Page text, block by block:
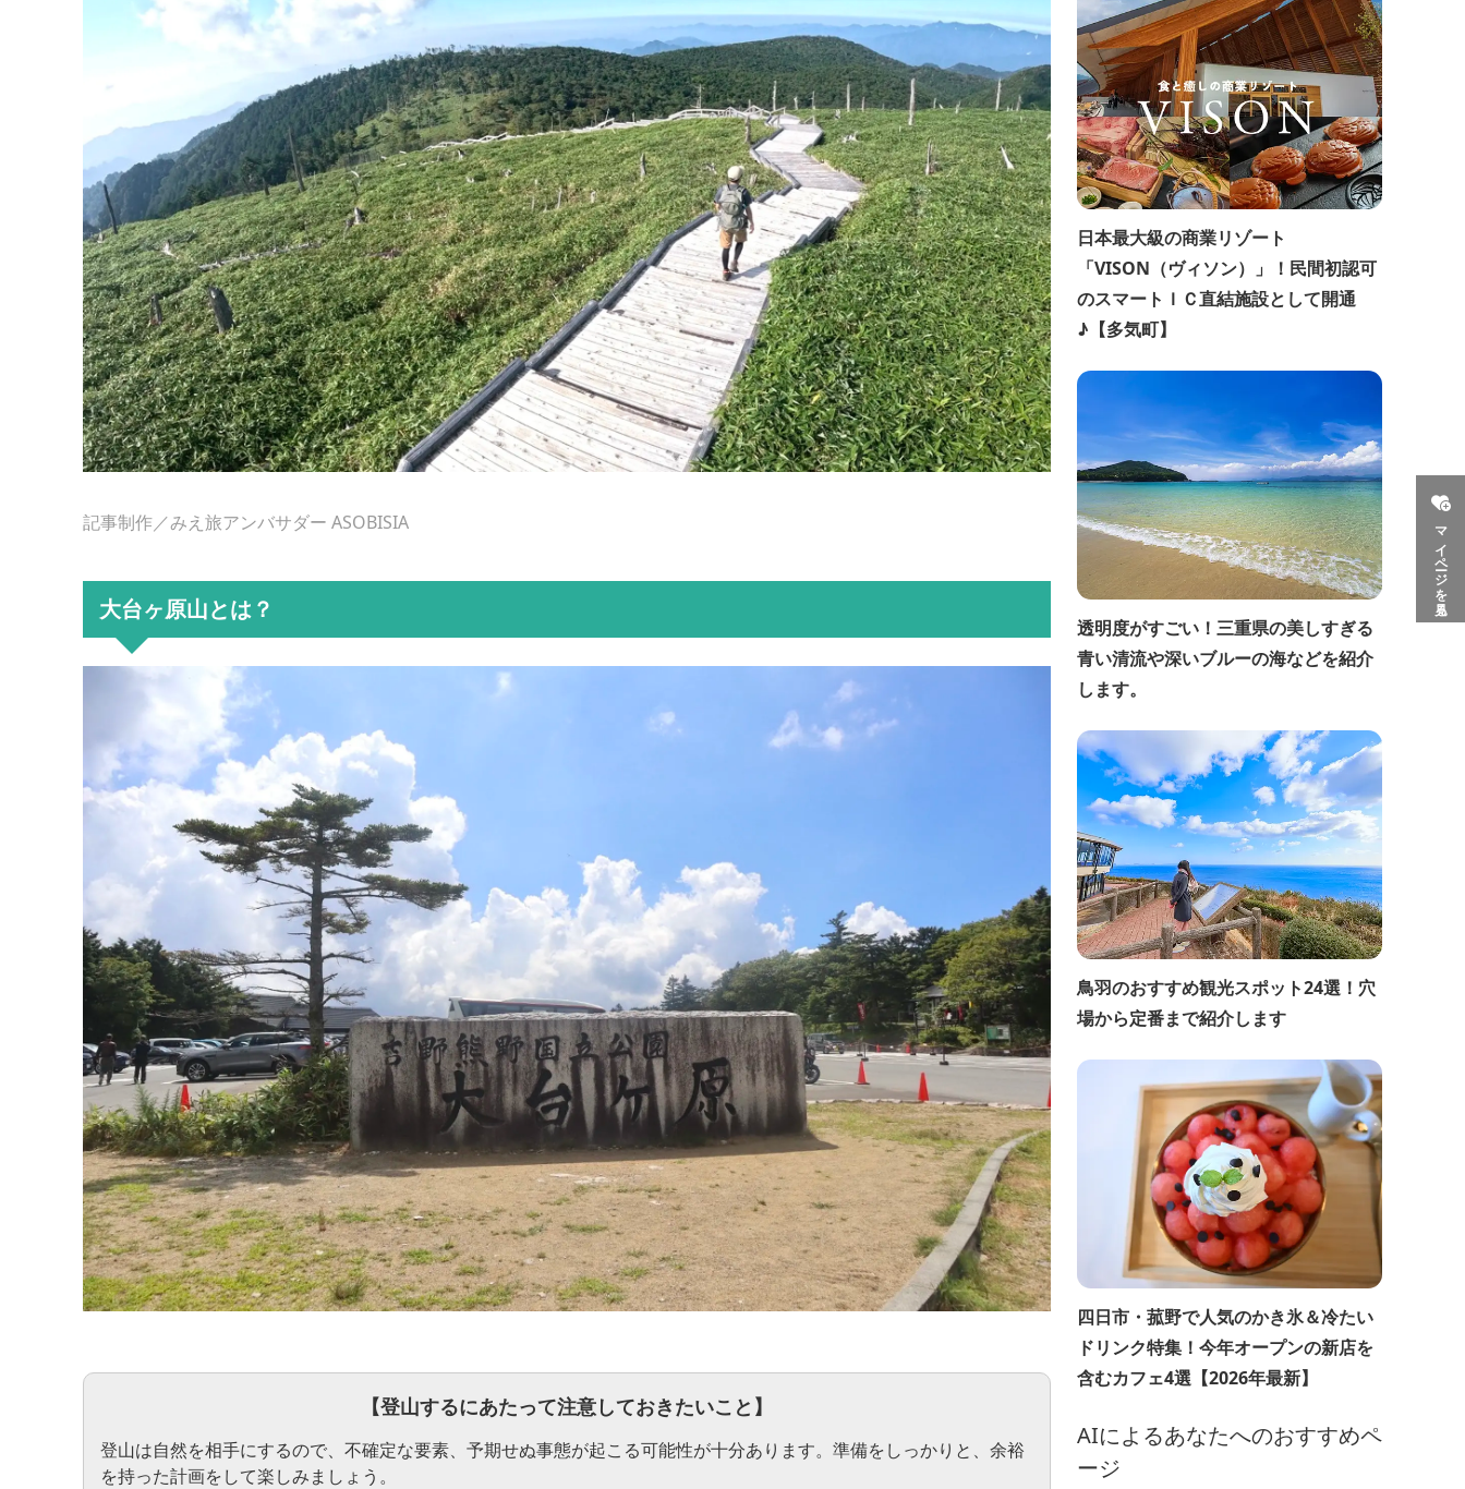
マイページを見る
記事制作／みえ旅アンバサダー ASOBISIA
大台ヶ原山とは？
【登山するにあたって注意しておきたいこと】
登山は自然を相手にするので、不確定な要素、予期せぬ事態が起こる可能性が十分あります。準備をしっかりと、余裕
を持った計画をして楽しみましょう。
日本最大級の商業リゾート
「VISON（ヴィソン）」！民間初認可
のスマートＩＣ直結施設として開通
♪【多気町】
透明度がすごい！三重県の美しすぎる
青い清流や深いブルーの海などを紹介
します。
鳥羽のおすすめ観光スポット24選！穴
場から定番まで紹介します
四日市・菰野で人気のかき氷＆冷たい
ドリンク特集！今年オープンの新店を
含むカフェ4選【2026年最新】
AIによるあなたへのおすすめペ
ージ